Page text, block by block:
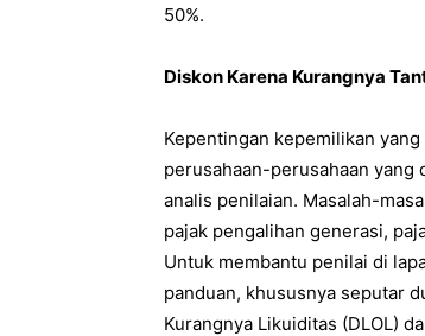
50%.
Diskon Karena Kurangnya
Kepentingan kepemilikan
perusahaan-perusahaan yang
analis penilaian. Masalah-
pajak pengalihan generasi,
Untuk membantu penilai di
panduan, khususnya seputar
Kurangnya Likuiditas (DLOL)